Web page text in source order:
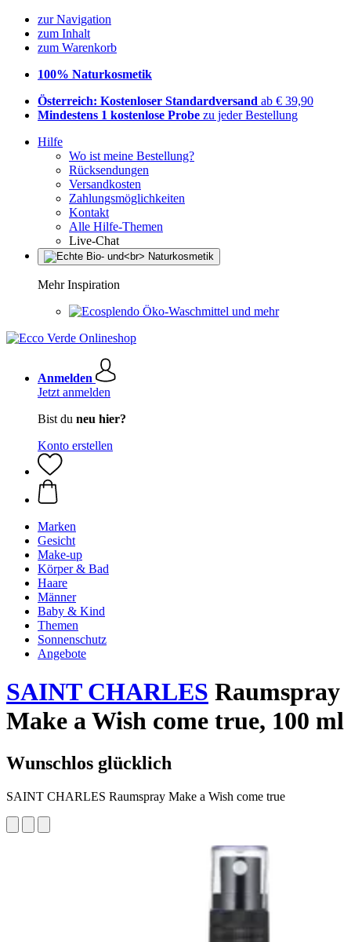
zur Navigation
zum Inhalt
zum Warenkorb
100% Naturkosmetik
Österreich: Kostenloser Standardversand ab € 39,90
Mindestens 1 kostenlose Probe zu jeder Bestellung
Hilfe
Wo ist meine Bestellung?
Rücksendungen
Versandkosten
Zahlungsmöglichkeiten
Kontakt
Alle Hilfe-Themen
Live-Chat
Mehr Inspiration
Öko-Waschmittel und mehr
Anmelden
Jetzt anmelden
Bist du neu hier?
Konto erstellen
Marken
Gesicht
Make-up
Körper & Bad
Haare
Männer
Baby & Kind
Themen
Sonnenschutz
Angebote
SAINT CHARLES Raumspray
Make a Wish come true, 100 ml
Wunschlos glücklich
SAINT CHARLES Raumspray Make a Wish come true